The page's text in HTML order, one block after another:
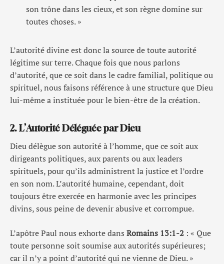
son trône dans les cieux, et son règne domine sur
toutes choses. »
L’autorité divine est donc la source de toute autorité
légitime sur terre. Chaque fois que nous parlons
d’autorité, que ce soit dans le cadre familial, politique ou
spirituel, nous faisons référence à une structure que Dieu
lui-même a instituée pour le bien-être de la création.
2. L’Autorité Déléguée par Dieu
Dieu délègue son autorité à l’homme, que ce soit aux
dirigeants politiques, aux parents ou aux leaders
spirituels, pour qu’ils administrent la justice et l’ordre
en son nom. L’autorité humaine, cependant, doit
toujours être exercée en harmonie avec les principes
divins, sous peine de devenir abusive et corrompue.
L’apôtre Paul nous exhorte dans Romains 13:1-2 : « Que
toute personne soit soumise aux autorités supérieures;
car il n’y a point d’autorité qui ne vienne de Dieu. »